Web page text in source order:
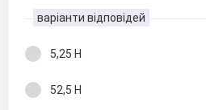
варіанти відповідей
5,25 Н
52,5 Н